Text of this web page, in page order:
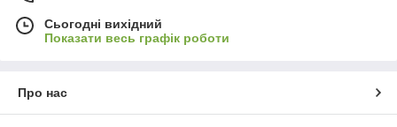
Сьогодні вихідний
Показати весь графік роботи
Про нас